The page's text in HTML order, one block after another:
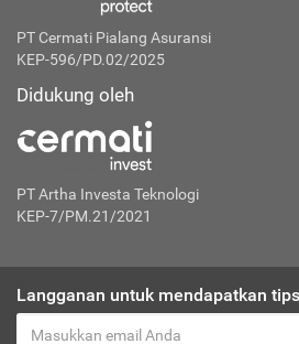
PT Cermati Pialang Asuransi
KEP-596/PD.02/2025
Didukung oleh
PT Artha Investa Teknologi
KEP-7/PM.21/2021
Langganan untuk mendapatkan